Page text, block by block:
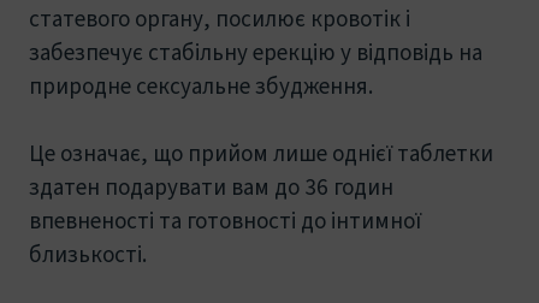
статевого органу, посилює кровотік і
забезпечує стабільну ерекцію у відповідь на
природне сексуальне збудження.
Це означає, що прийом лише однієї таблетки
здатен подарувати вам до 36 годин
впевненості та готовності до інтимної
близькості.